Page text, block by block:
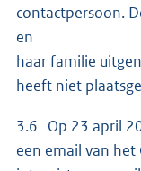
contactpersoon.
en
haar familie
heeft niet
3.6 Op 23 april
een email van het